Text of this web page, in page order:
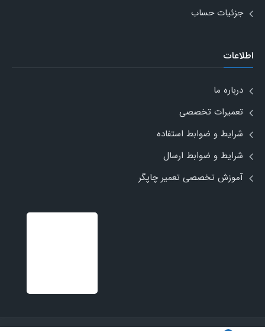
جزئیات حساب
اطلاعات
درباره ما
تعمیرات تخصصی
شرایط و ضوابط استفاده
شرایط و ضوابط ارسال
آموزش تخصصی تعمیر چاپگر